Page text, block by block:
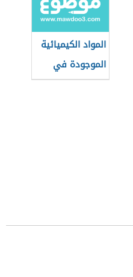
المواد الكيميائية
الموجودة في
مستحضرات